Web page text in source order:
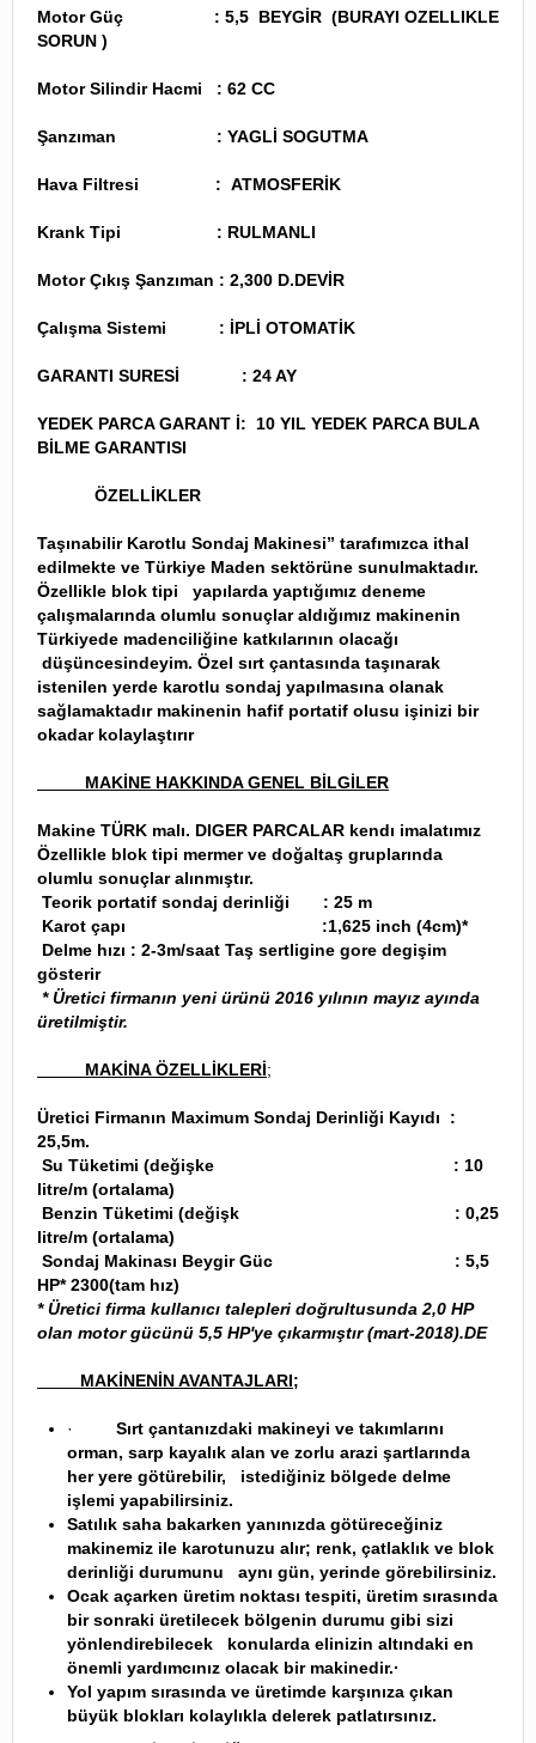
Motor Güç : 5,5 BEYGİR (BURAYI OZELLIKLE
SORUN )
Motor Silindir Hacmi : 62 CC
Şanzıman : YAGLİ SOGUTMA
Hava Filtresi : ATMOSFERİK
Krank Tipi : RULMANLI
Motor Çıkış Şanzıman : 2,300 D.DEVİR
Çalışma Sistemi : İPLİ OTOMATİK
GARANTI SURESİ : 24 AY
YEDEK PARCA GARANT İ: 10 YIL YEDEK PARCA BULA
BİLME GARANTISI
ÖZELLİKLER
Taşınabilir Karotlu Sondaj Makinesi” tarafımızca ithal
edilmekte ve Türkiye Maden sektörüne sunulmaktadır.
Özellikle blok tipi yapılarda yaptığımız deneme
çalışmalarında olumlu sonuçlar aldığımız makinenin
Türkiyede madenciliğine katkılarının olacağı
düşüncesindeyim. Özel sırt çantasında taşınarak
istenilen yerde karotlu sondaj yapılmasına olanak
sağlamaktadır makinenin hafif portatif olusu işinizi bir
okadar kolaylaştırır
MAKİNE HAKKINDA GENEL BİLGİLER
Makine TÜRK malı. DIGER PARCALAR kendı imalatımız
Özellikle blok tipi mermer ve doğaltaş gruplarında
olumlu sonuçlar alınmıştır.
Teorik portatif sondaj derinliği : 25 m
Karot çapı :1,625 inch (4cm)*
Delme hızı : 2-3m/saat Taş sertligine gore degişim
gösterir
* Üretici firmanın yeni ürünü 2016 yılının mayız ayında
üretilmiştir.
MAKİNA ÖZELLİKLERİ;
Üretici Firmanın Maximum Sondaj Derinliği Kayıdı :
25,5m.
Su Tüketimi (değişke : 10
litre/m (ortalama)
Benzin Tüketimi (değişk : 0,25
litre/m (ortalama)
Sondaj Makinası Beygir Güc : 5,5
HP* 2300(tam hız)
* Üretici firma kullanıcı talepleri doğrultusunda 2,0 HP
olan motor gücünü 5,5 HP'ye çıkarmıştır (mart-2018).DE
MAKİNENİN AVANTAJLARI;
·
Sırt çantanızdaki makineyi ve takımlarını
orman, sarp kayalık alan ve zorlu arazi şartlarında
her yere götürebilir, istediğiniz bölgede delme
işlemi yapabilirsiniz.
Satılık saha bakarken yanınızda götüreceğiniz
makinemiz ile karotunuzu alır; renk, çatlaklık ve blok
derinliği durumunu aynı gün, yerinde görebilirsiniz.
Ocak açarken üretim noktası tespiti, üretim sırasında
bir sonraki üretilecek bölgenin durumu gibi sizi
yönlendirebilecek konularda elinizin altındaki en
önemli yardımcınız olacak bir makinedir.·
Yol yapım sırasında ve üretimde karşınıza çıkan
büyük blokları kolaylıkla delerek patlatırsınız.